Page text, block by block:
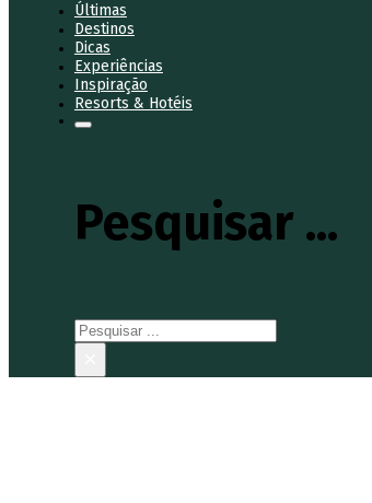
Últimas
Destinos
Dicas
Experiências
Inspiração
Resorts & Hotéis
Pesquisar ...
Pesquisar